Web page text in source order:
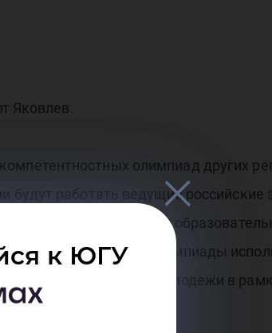
к ЮГУ
Яковлев.
олимпиад других
будут работать ведущие российские
Волги, где помимо
период проведения олимпиады
талантливой молодежи в